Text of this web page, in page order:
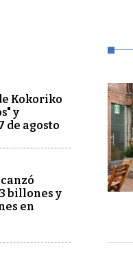
Kokoriko
y
de agosto
billones y
en